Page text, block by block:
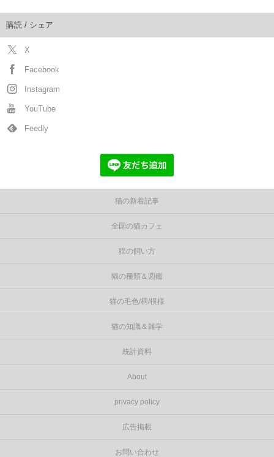
購読 / シェア
X
Facebook
Instagram
YouTube
Feedly
猫の新着記事
全国の猫カフェ
猫の飼い方
猫の種類＆図鑑
猫の毛色/柄/模様
猫の知識＆雑学
統計資料
About
privacy policy
広告掲載
お問い合わせ